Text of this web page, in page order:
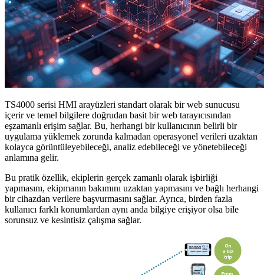
TS4000 serisi HMI arayüzleri standart olarak bir web sunucusu
içerir ve temel bilgilere doğrudan basit bir web tarayıcısından
eşzamanlı erişim sağlar. Bu, herhangi bir kullanıcının belirli bir
uygulama yüklemek zorunda kalmadan operasyonel verileri uzaktan
kolayca görüntüleyebileceği, analiz edebileceği ve yönetebileceği
anlamına gelir.
Bu pratik özellik, ekiplerin gerçek zamanlı olarak işbirliği
yapmasını, ekipmanın bakımını uzaktan yapmasını ve bağlı herhangi
bir cihazdan verilere başvurmasını sağlar. Ayrıca, birden fazla
kullanıcı farklı konumlardan aynı anda bilgiye erişiyor olsa bile
sorunsuz ve kesintisiz çalışma sağlar.